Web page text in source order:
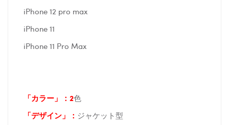
iPhone 12 pro max
iPhone 11
iPhone 11 Pro Max
「カラー」：2色
「デザイン」
： ジャケット型